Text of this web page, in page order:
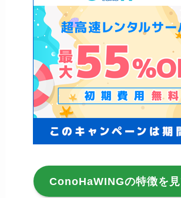
ConoHaWINGの特徴を